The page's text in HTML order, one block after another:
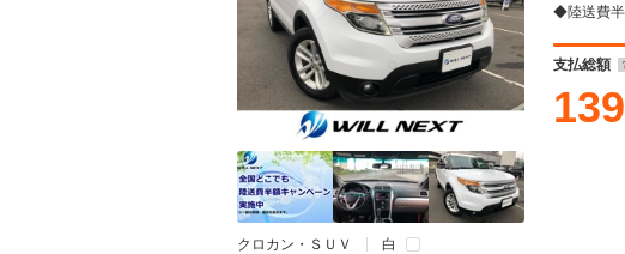
クロカン・ＳＵＶ 白
支払総額
139